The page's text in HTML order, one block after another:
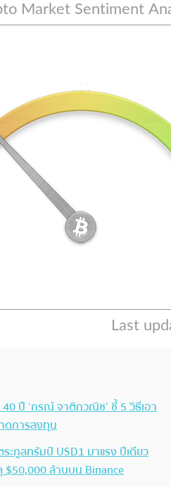
ปี ‘กรณ์ จาติกวณิช’ ชี้ 5 วิธีเอา
ดการลงทุน
ะกูลทรัมป์ USD1 มาแรง ปีเดียว
$50,000 ล้านบน Binance